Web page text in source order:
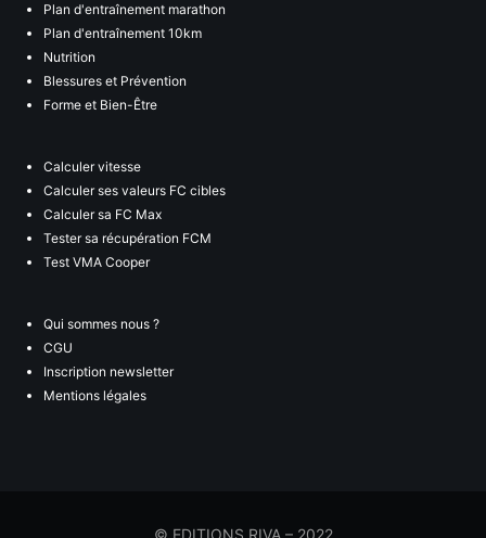
Plan d'entraînement marathon
Plan d'entraînement 10km
Nutrition
Blessures et Prévention
Forme et Bien-Être
Calculer vitesse
Calculer ses valeurs FC cibles
Calculer sa FC Max
Tester sa récupération FCM
Test VMA Cooper
Qui sommes nous ?
CGU
Inscription newsletter
Mentions légales